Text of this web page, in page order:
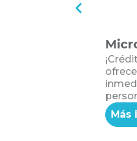
Más